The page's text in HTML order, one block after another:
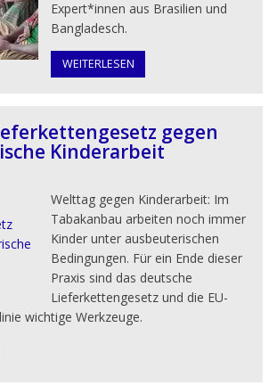
Expert*innen aus Brasilien und
Bangladesch.
WEITERLESEN
gegen
Kinderarbeit
Welttag gegen Kinderarbeit: Im
Tabakanbau arbeiten noch immer
Kinder unter ausbeuterischen
Bedingungen. Für ein Ende dieser
Praxis sind das deutsche
Lieferkettengesetz und die EU-
wichtige Werkzeuge.